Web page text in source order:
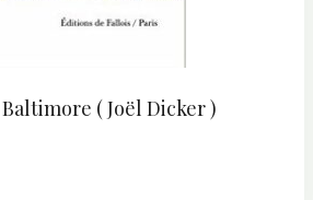
( Joël Dicker )